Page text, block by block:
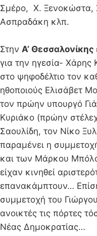
Σμέρο, Χ. Ξενοκώστα,
Ασπραδάκη κλπ.
Στην Α’ Θεσσαλονίκης
για την ηγεσία- Χάρης
στο ψηφοδέλτιο τον
ηθοποιούς Ελισάβετ
τον πρώην υπουργό
Κυριάκο (πρώην
Σαουλίδη, τον Νίκο
παραμένει η
και των Μάρκου
είχαν κινηθεί
επανακάμπτουν…
συμμετοχή του
ανοικτές τις πόρτες
Νέας Δημοκρατίας…